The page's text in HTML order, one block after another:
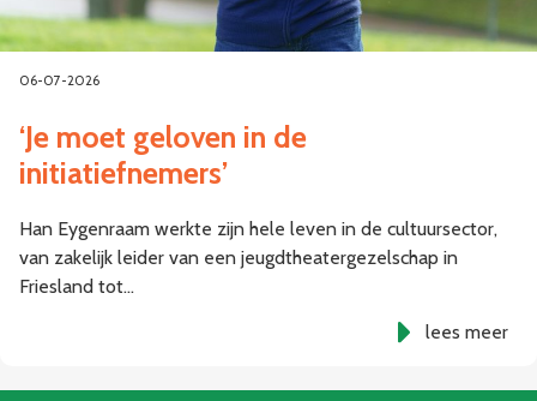
06-07-2026
‘Je moet geloven in de
initiatiefnemers’
Han Eygenraam werkte zijn hele leven in de cultuursector,
van zakelijk leider van een jeugdtheatergezelschap in
Friesland tot…
lees meer